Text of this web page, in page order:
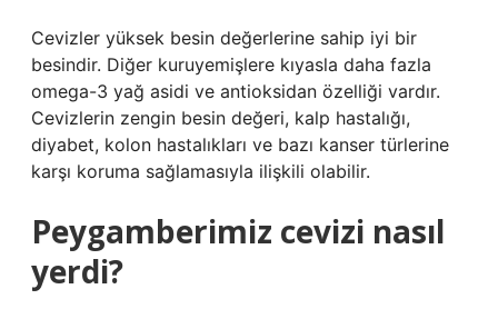
Cevizler yüksek besin değerlerine sahip iyi bir
besindir. Diğer kuruyemişlere kıyasla daha fazla
omega-3 yağ asidi ve antioksidan özelliği vardır.
Cevizlerin zengin besin değeri, kalp hastalığı,
diyabet, kolon hastalıkları ve bazı kanser türlerine
karşı koruma sağlamasıyla ilişkili olabilir.
Peygamberimiz cevizi nasıl
yerdi?